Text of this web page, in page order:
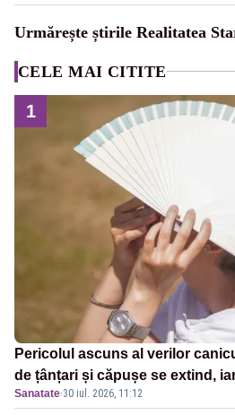
Urmărește știrile Realitatea
CELE MAI CITITE
1
Pericolul ascuns al verilor
de țânțari și căpușe se extind,
înmulțesc mai ușor
Sanatate·30 iul. 2026, 11:12